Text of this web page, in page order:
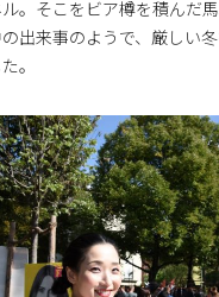
。そこをビア樽を積んだ
出来事のようで、厳しい
。